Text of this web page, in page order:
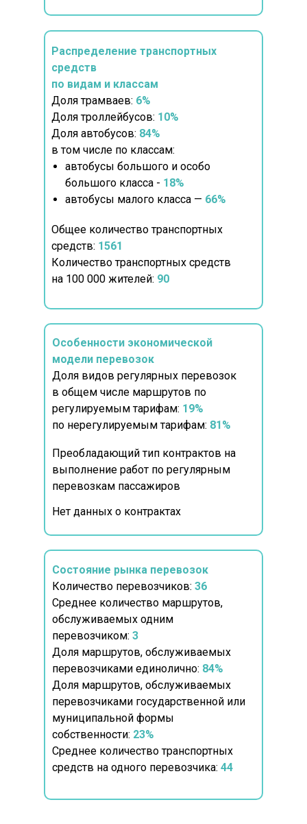
Распределение транспортных
средств
по видам и классам
Доля трамваев: 6%
Доля троллейбусов: 10%
Доля автобусов: 84%
в том числе по классам:
автобусы большого и особо
большого класса - 18%
автобусы малого класса — 66%
Общее количество транспортных
средств: 1561
Количество транспортных средств
на 100 000 жителей: 90
Особенности экономической
модели перевозок
Доля видов регулярных перевозок
в общем числе маршрутов по
регулируемым тарифам: 19%
по нерегулируемым тарифам: 81%
Состояние рынка перевозок
Количество перевозчиков: 36
Среднее количество маршрутов,
обслуживаемых одним
перевозчиком: 3
Доля маршрутов, обслуживаемых
перевозчиками единолично: 84%
Доля маршрутов, обслуживаемых
перевозчиками государственной или
муниципальной формы
собственности: 23%
Среднее количество транспортных
средств на одного перевозчика: 44
Преобладающий тип контрактов на
выполнение работ по регулярным
перевозкам пассажиров
Нет данных о контрактах